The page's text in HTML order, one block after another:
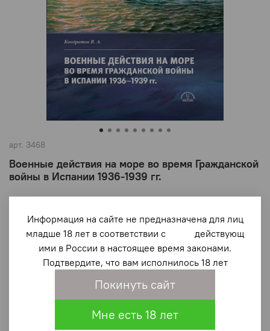
арт. 3468
Военные действия на море во время Гражданской
войны в Испании 1936-1939 гг.
(1) В избранное
В корзину
Информация на сайте не предназначена для лиц
младше 18 лет в соответствии с действующ
ими в России в настоящее время законами.
Подтвердите, что вам исполнилось 18 лет
Покинуть сайт
Мне есть 18 лет